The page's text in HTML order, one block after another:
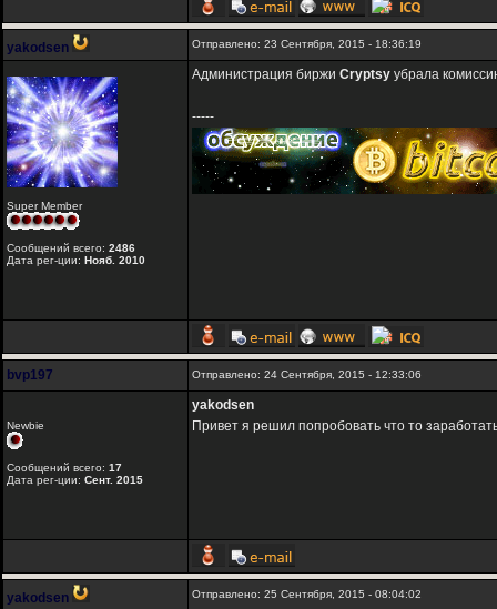
yakodsen Отправлено: 23 Сентября, 2015 - 18:36:19
Super Member
Сообщений всего: 2486
Дата рег-ции: Нояб. 2010
Администрация биржи Cryptsy убрала
-----
bvp197 Отправлено: 24 Сентября, 2015 - 12:33:06
Newbie
Сообщений всего: 17
Дата рег-ции: Сент. 2015
yakodsen
Привет я решил попробовать что то
yakodsen Отправлено: 25 Сентября, 2015 - 08:04:02